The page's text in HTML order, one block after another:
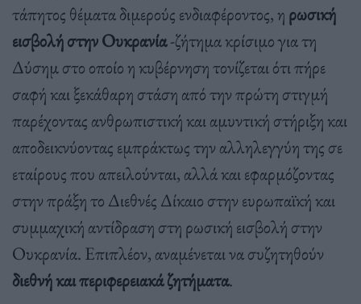
τάπητος θέματα διμερούς ενδιαφέροντος, η ρωσική
εισβολή στην Ουκρανία-ζήτημα κρίσιμο για τη
Δύσημ στο οποίο η κυβέρνηση τονίζεται ότι πήρε
σαφή και ξεκάθαρη στάση από την πρώτη στιγμή
παρέχοντας ανθρωπιστική και αμυντική στήριξη και
αποδεικνύοντας εμπράκτως την αλληλεγγύη της σε
εταίρους που απειλούνται, αλλά και εφαρμόζοντας
στην πράξη το Διεθνές Δίκαιο στην ευρωπαϊκή και
συμμαχική αντίδραση στη ρωσική εισβολή στην
Ουκρανία. Επιπλέον, αναμένεται να συζητηθούν
διεθνή και περιφερειακά ζητήματα.